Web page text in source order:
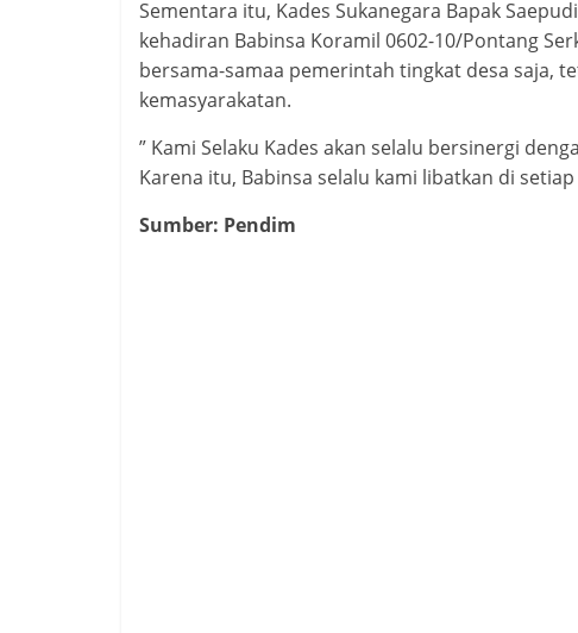
Sementara itu, Kades Sukanegara Bapak
kehadiran Babinsa Koramil 0602-10/Pontang
bersama-samaa pemerintah tingkat desa saja,
kemasyarakatan.
” Kami Selaku Kades akan selalu bersinergi
Karena itu, Babinsa selalu kami libatkan di
Sumber: Pendim